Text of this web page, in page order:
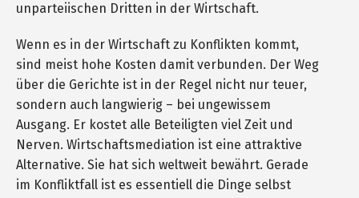
unparteiischen Dritten in der Wirtschaft.
Wenn es in der Wirtschaft zu Konflikten kommt,
sind meist hohe Kosten damit verbunden. Der Weg
über die Gerichte ist in der Regel nicht nur teuer,
sondern auch langwierig – bei ungewissem
Ausgang. Er kostet alle Beteiligten viel Zeit und
Nerven. Wirtschaftsmediation ist eine attraktive
Alternative. Sie hat sich weltweit bewährt. Gerade
im Konfliktfall ist es essentiell die Dinge selbst